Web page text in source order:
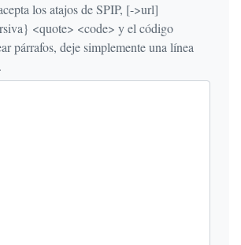
los atajos de SPIP, [->url]
<code> y el código
párrafos, deje simplemente una línea